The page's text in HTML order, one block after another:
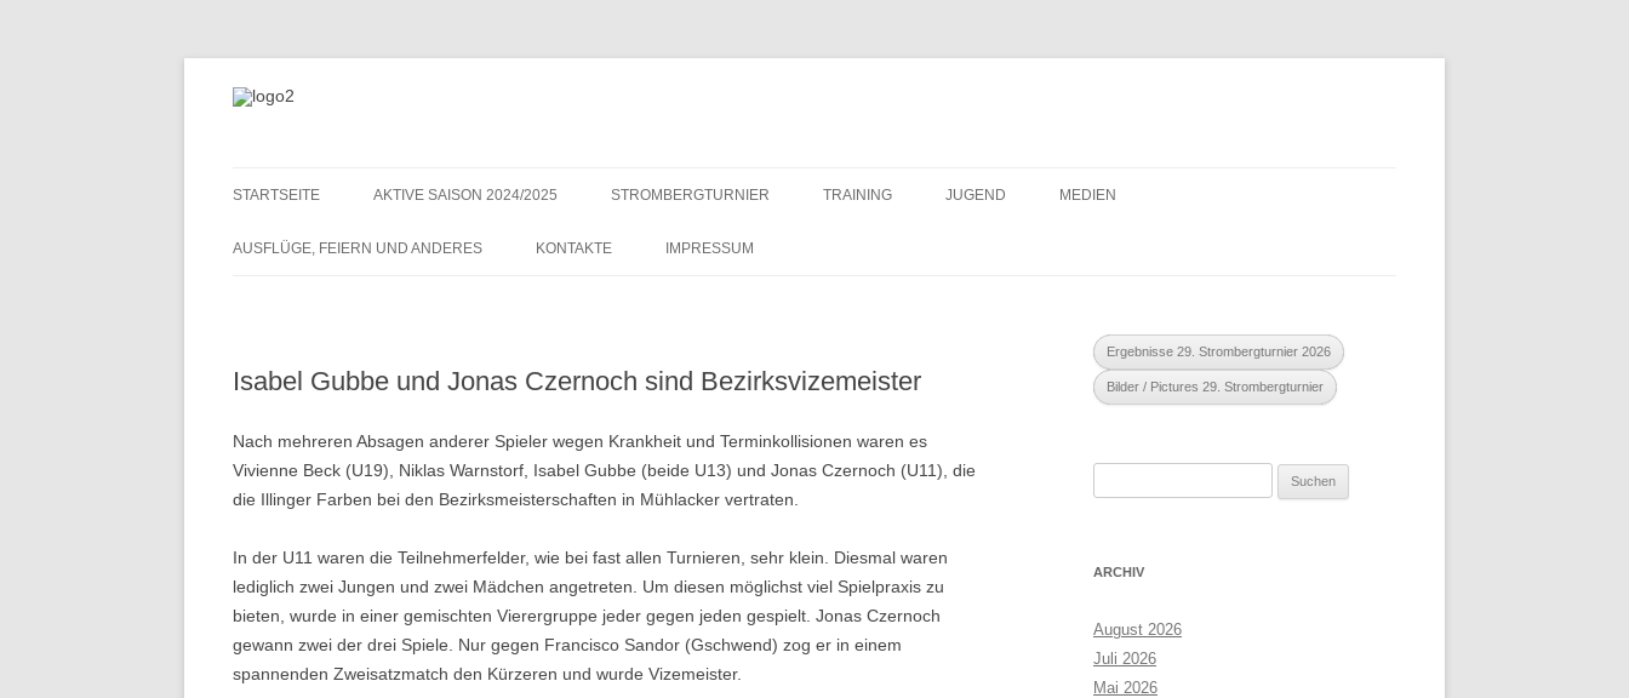
Inhalt
STARTSEITE AKTIVE SAISON 2024/2025
AKTIVE SAISON 2022/23
SAISON 2023 – MANNSCHAFTEN –
STROMBERGTURNIER
29. STROMBERGTURNIER 2026
26. STROMBERGTURNIER 2023
25. STROMBERTURNIER 2022
TRAINING JUGEND MEDIEN
AUSFLÜGE, FEIERN UND ANDERES KONTAKTE IMPRESSUM
Isabel Gubbe und Jonas Czernoch sind Bezirksvizemeister
Nach mehreren Absagen anderer Spieler wegen Krankheit und Terminkollisionen waren es
Vivienne Beck (U19), Niklas Warnstorf, Isabel Gubbe (beide U13) und Jonas Czernoch (U11), die
die Illinger Farben bei den Bezirksmeisterschaften in Mühlacker vertraten.
In der U11 waren die Teilnehmerfelder, wie bei fast allen Turnieren, sehr klein. Diesmal waren
lediglich zwei Jungen und zwei Mädchen angetreten. Um diesen möglichst viel Spielpraxis zu
bieten, wurde in einer gemischten Vierergruppe jeder gegen jeden gespielt. Jonas Czernoch
gewann zwei der drei Spiele. Nur gegen Francisco Sandor (Gschwend) zog er in einem
spannenden Zweisatzmatch den Kürzeren und wurde Vizemeister.
Ergebnisse 29. Strombergturnier 2026
Bilder / Pictures 29. Strombergturnier
ARCHIV
August 2026
Juli 2026
Mai 2026